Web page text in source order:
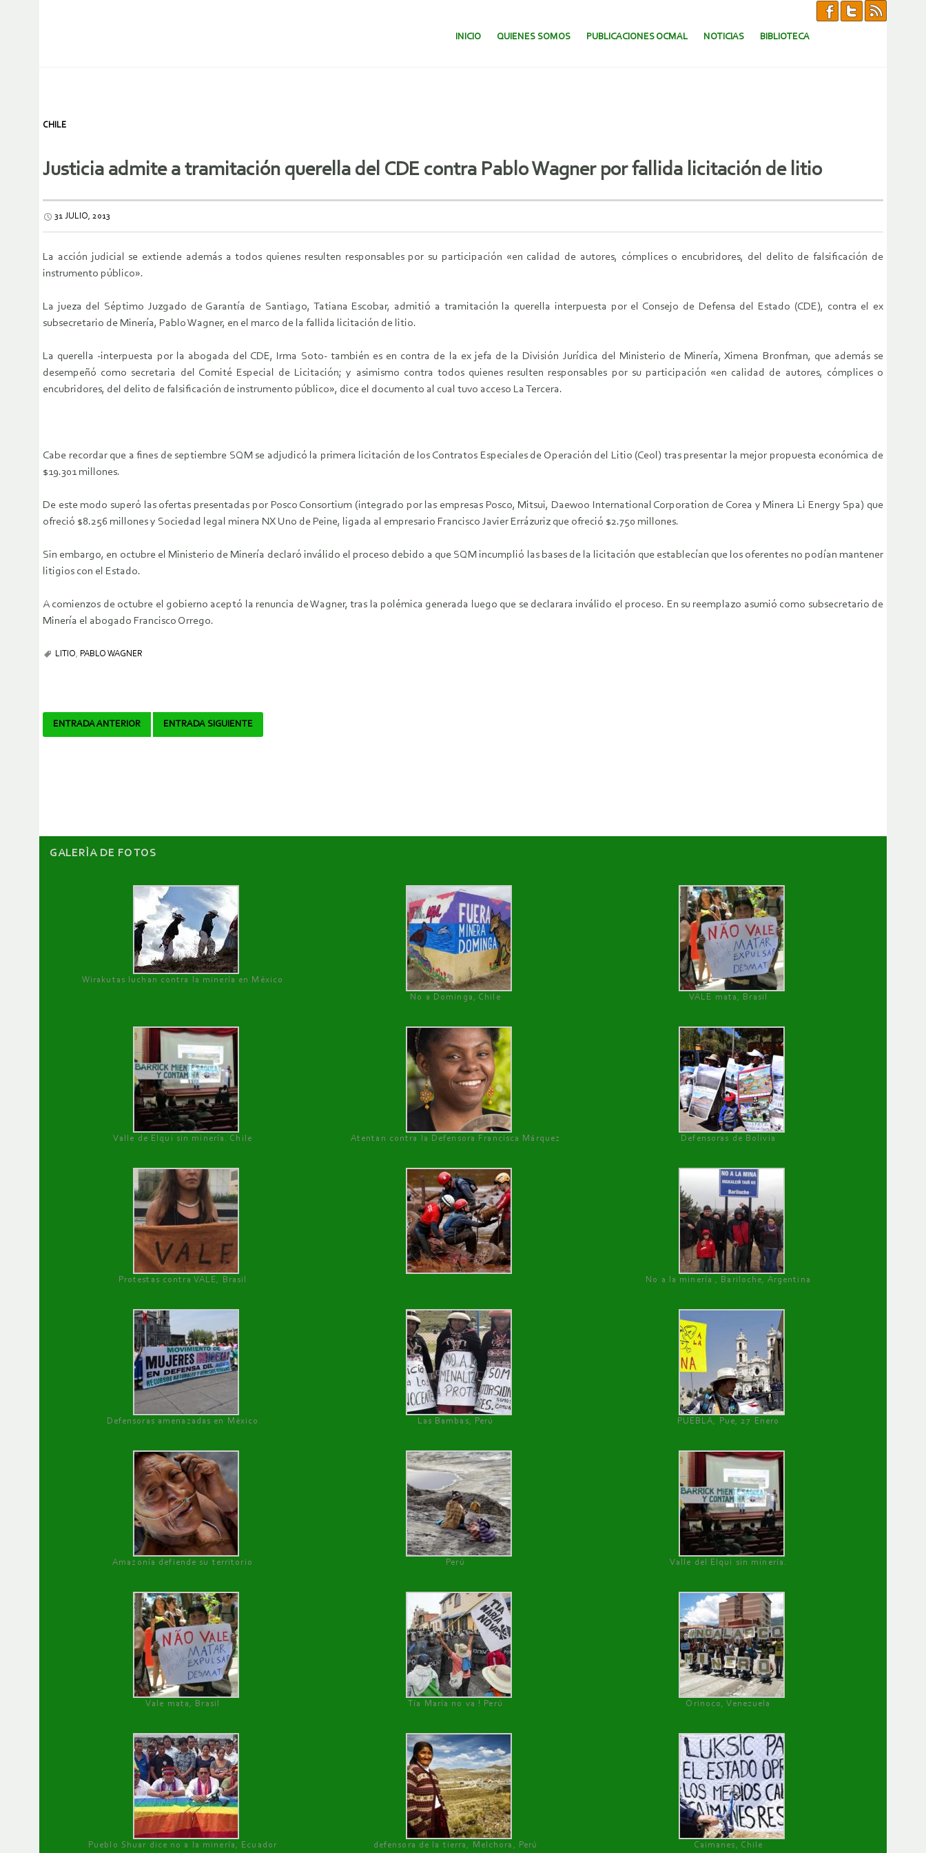
SALTAR AL CONTENIDO.
INICIO QUIENES SOMOS PUBLICACIONES OCMAL NOTICIAS BIBLIOTECA
CHILE
Justicia admite a tramitación querella del CDE contra Pablo Wagner por fallida licitación de litio
31 JULIO, 2013
La acción judicial se extiende además a todos quienes resulten responsables por su participación «en calidad de autores, cómplices o encubridores, del delito de falsificación de
instrumento público».
La jueza del Séptimo Juzgado de Garantía de Santiago, Tatiana Escobar, admitió a tramitación la querella interpuesta por el Consejo de Defensa del Estado (CDE), contra el ex
subsecretario de Minería, Pablo Wagner, en el marco de la fallida licitación de litio.
La querella -interpuesta por la abogada del CDE, Irma Soto- también es en contra de la ex jefa de la División Jurídica del Ministerio de Minería, Ximena Bronfman, que además se
desempeñó como secretaria del Comité Especial de Licitación; y asimismo contra todos quienes resulten responsables por su participación «en calidad de autores, cómplices o
encubridores, del delito de falsificación de instrumento público», dice el documento al cual tuvo acceso La Tercera.
Cabe recordar que a fines de septiembre SQM se adjudicó la primera licitación de los Contratos Especiales de Operación del Litio (Ceol) tras presentar la mejor propuesta económica de
$19.301 millones.
De este modo superó las ofertas presentadas por Posco Consortium (integrado por las empresas Posco, Mitsui, Daewoo International Corporation de Corea y Minera Li Energy Spa) que
ofreció $8.256 millones y Sociedad legal minera NX Uno de Peine, ligada al empresario Francisco Javier Errázuriz que ofreció $2.750 millones.
Sin embargo, en octubre el Ministerio de Minería declaró inválido el proceso debido a que SQM incumplió las bases de la licitación que establecían que los oferentes no podían mantener
litigios con el Estado.
A comienzos de octubre el gobierno aceptó la renuncia de Wagner, tras la polémica generada luego que se declarara inválido el proceso. En su reemplazo asumió como subsecretario de
Minería el abogado Francisco Orrego.
LITIO, PABLO WAGNER
Navegador
ENTRADA ANTERIOR ENTRADA SIGUIENTE
GALERÌA DE FOTOS
Wirakutas luchan contra la minería en México
No a Dominga, Chile
VALE mata, Brasil
Valle de Elqui sin minería. Chile Atentan contra la Defensora Francisca Márquez Defensoras de Bolivia
Protestas contra VALE, Brasil No a la minería , Bariloche, Argentina
Defensoras amenazadas en México Las Bambas, Perú PUEBLA, Pue, 27 Enero
Amazonía defiende su territorio Perú Valle del Elqui sin minería.
Vale mata, Brasil Tía María no va ! Perú Orinoco, Venezuela
Pueblo Shuar dice no a la minería, Ecuador defensora de la tierra, Melchora, Perú Caimanes, Chile